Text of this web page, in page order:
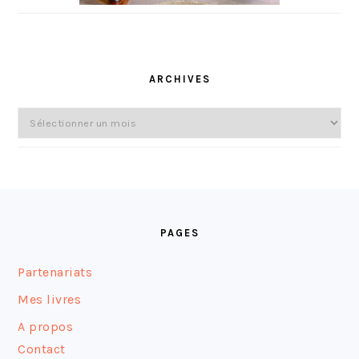
ARCHIVES
Archives
PAGES
Partenariats
Mes livres
A propos
Contact